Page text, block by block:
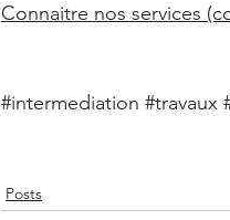
Connaitre nos services
#intermediation #travaux
Posts